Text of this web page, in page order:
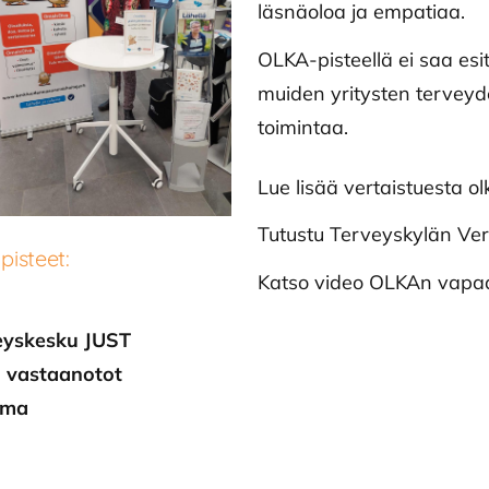
JUST
vastaanotot
läsnäoloa ja empatiaa.
OLKA-pisteellä ei saa
muiden yritysten
toimintaa.
Lue lisää vertaistuesta
Tutustu Terveyskylän
Katso video OLKAn